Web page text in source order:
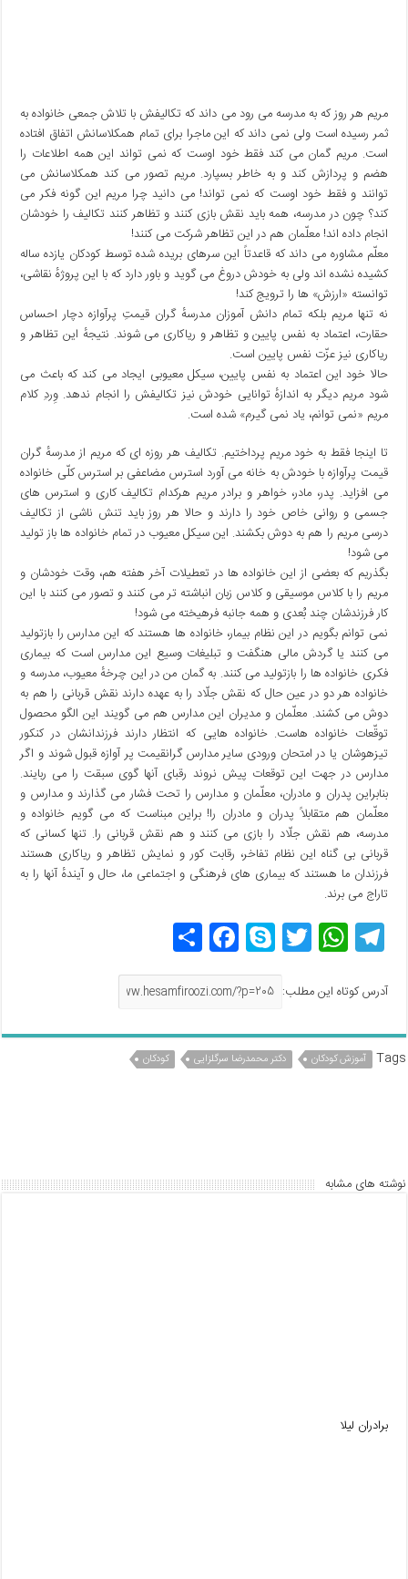
مریم هر روز که به مدرسه می رود می داند که تکالیفش با تلاش جمعی خانواده به
ثمر رسیده است ولی نمی داند که این ماجرا برای تمام همکلاسانش اتفاق افتاده
است. مریم گمان می کند فقط خود اوست که نمی تواند این همه اطلاعات را
هضم و پردازش کند و به خاطر بسپارد. مریم تصور می کند همکلاسانش می
توانند و فقط خود اوست که نمی تواند! می دانید چرا مریم این گونه فکر می
کند؟ چون در مدرسه، همه باید نقش بازی کنند و تظاهر کنند تکالیف را خودشان
انجام داده اند! معلّمان هم در این تظاهر شرکت می کنند!
معلّم مشاوره می داند که قاعدتاً این سرهای بریده شده توسط کودکان یازده ساله
کشیده نشده اند ولی به خودش دروغ می گوید و باور دارد که با این پروژهٔ نقاشی،
توانسته «ارزش» ها را ترویج کند!
نه تنها مریم بلکه تمام دانش آموزان مدرسهٔ گران قیمتِ پرآوازه دچار احساس
حقارت، اعتماد به نفس پایین و تظاهر و ریاکاری می شوند. نتیجهٔ این تظاهر و
ریاکاری نیز عزّت نفس پایین است.
حالا خود این اعتماد به نفس پایین، سیکل معیوبی ایجاد می کند که باعث می
شود مریم دیگر به اندازهٔ توانایی خودش نیز تکالیفش را انجام ندهد. وِردِ کلام
مریم «نمی توانم، یاد نمی گیرم» شده است.
تا اینجا فقط به خود مریم پرداختیم. تکالیف هر روزه ای که مریم از مدرسهٔ گران
قیمت پرآوازه با خودش به خانه می آورد استرس مضاعفی بر استرس کلّی خانواده
می افزاید. پدر، مادر، خواهر و برادر مریم هرکدام تکالیف کاری و استرس های
جسمی و روانی خاص خود را دارند و حالا هر روز باید تنش ناشی از تکالیف
درسی مریم را هم به دوش بکشند. این سیکل معیوب در تمام خانواده ها باز تولید
می شود!
بگذریم که بعضی از این خانواده ها در تعطیلات آخر هفته هم، وقت خودشان و
مریم را با کلاس موسیقی و کلاس زبان انباشته تر می کنند و تصور می کنند با این
کار فرزندشان چند بُعدی و همه جانبه فرهیخته می شود!
نمی توانم بگویم در این نظام بیمار، خانواده ها هستند که این مدارس را بازتولید
می کنند یا گردش مالی هنگفت و تبلیغات وسیع این مدارس است که بیماری
فکری خانواده ها را بازتولید می کنند. به گمان من در این چرخهٔ معیوب، مدرسه و
خانواده هر دو در عین حال که نقش جلّاد را به عهده دارند نقش قربانی را هم به
دوش می کشند. معلّمان و مدیران این مدارس هم می گویند این الگو محصول
توقّعات خانواده هاست. خانواده هایی که انتظار دارند فرزندانشان در کنکور
تیزهوشان یا در امتحان ورودی سایر مدارس گرانقیمت پر آوازه قبول شوند و اگر
مدارس در جهت این توقعات پیش نروند رقبای آنها گوی سبقت را می ربایند.
بنابراین پدران و مادران، معلّمان و مدارس را تحت فشار می گذارند و مدارس و
معلّمان هم متقابلاً پدران و مادران را! براین مبناست که می گویم خانواده و
مدرسه، هم نقش جلّاد را بازی می کنند و هم نقش قربانی را. تنها کسانی که
قربانی بی گناه این نظام تفاخر، رقابت کور و نمایش تظاهر و ریاکاری هستند
فرزندان ما هستند که بیماری های فرهنگی و اجتماعی ما، حال و آیندهٔ آنها را به
تاراج می برند.
T
el
e
gr
a
m
W
h
at
s
A
p
T
w
itt
er
S
ky
p
e
F
a
c
e
b
o
ترا
ک
گذ
ار
ی
آدرس کوتاه این مطلب:
Tags آموزش کودکان دکتر محمدرضا سرگلزایی کودکان
نوشته های مشابه
برادران لیلا